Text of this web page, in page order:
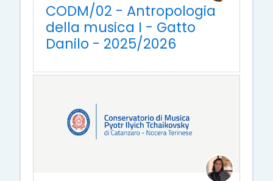
CODM/02 - Antropologia
della musica I - Gatto
Danilo - 2025/2026